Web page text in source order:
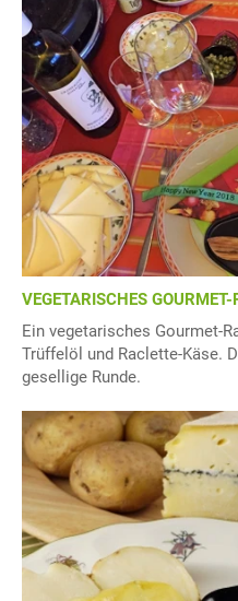
VEGETARISCHES
Ein vegetarisches Gourmet-
Trüffelöl und Raclette-Käse.
gesellige Runde.